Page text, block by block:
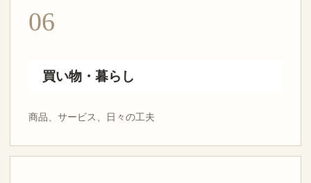
06
買い物・暮らし
商品、サービス、日々の工夫